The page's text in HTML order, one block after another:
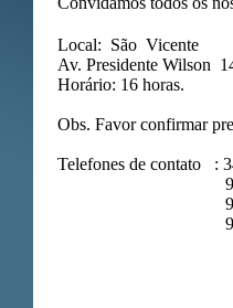
Local: São Vicente
Av. Presidente Wilson
Horário: 16 horas.
Obs. Favor confirmar
Telefones de contato :
98126-
99790-
98218-